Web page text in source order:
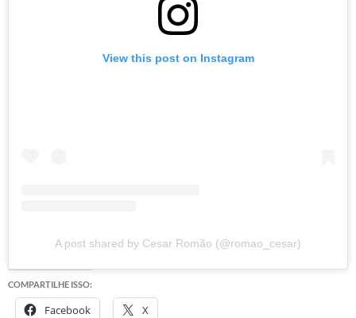
View this post on Instagram
A post shared by Cesar Romão (@romao_cesar)
COMPARTILHE ISSO:
Facebook X